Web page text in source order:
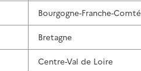
Bourgogne-Franche-Comté
Bretagne
Centre-Val de Loire